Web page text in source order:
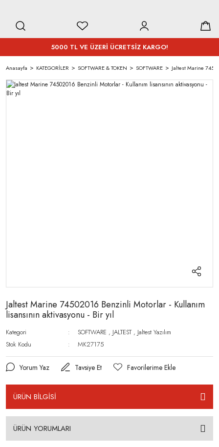
5000 TL VE ÜZERİ ÜCRETSİZ KARGO!
Anasayfa KATEGORİLER SOFTWARE & TOKEN SOFTWARE Jaltest Marine
Jaltest Marine 74502016 Benzinli Motorlar - Kullanım
lisansının aktivasyonu - Bir yıl
Kategori SOFTWARE , JALTEST , Jaltest Yazılım
Stok Kodu
MK27175
Yorum Yaz Tavsiye Et
ÜRÜN BİLGİSİ
ÜRÜN YORUMLARI